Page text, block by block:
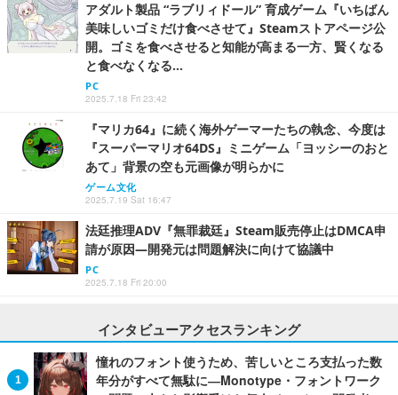
アダルト製品 “ラブリィドール” 育成ゲーム『いちばん
美味しいゴミだけ食べさせて』Steamストアページ公
開。ゴミを食べさせると知能が高まる一方、賢くなる
と食べなくなる…
PC
2025.7.18 Fri 23:42
『マリカ64』に続く海外ゲーマーたちの執念、今度は
『スーパーマリオ64DS』ミニゲーム「ヨッシーのおと
あて」背景の空も元画像が明らかに
ゲーム文化
2025.7.19 Sat 16:47
法廷推理ADV『無罪裁廷』Steam販売停止はDMCA申
請が原因―開発元は問題解決に向けて協議中
PC
2025.7.18 Fri 20:00
インタビューアクセスランキング
憧れのフォント使うため、苦しいところ支払った数
年分がすべて無駄に―Monotype・フォントワーク